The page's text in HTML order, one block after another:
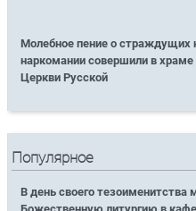
Молебное пение о страждущих
наркомании совершили в
Церкви Русской
Популярное
В день своего тезоименитства